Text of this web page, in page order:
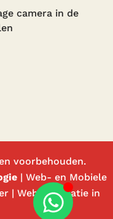
camera in de
voorbehouden.
| Web- en Mobiele
| Websitecreatie in